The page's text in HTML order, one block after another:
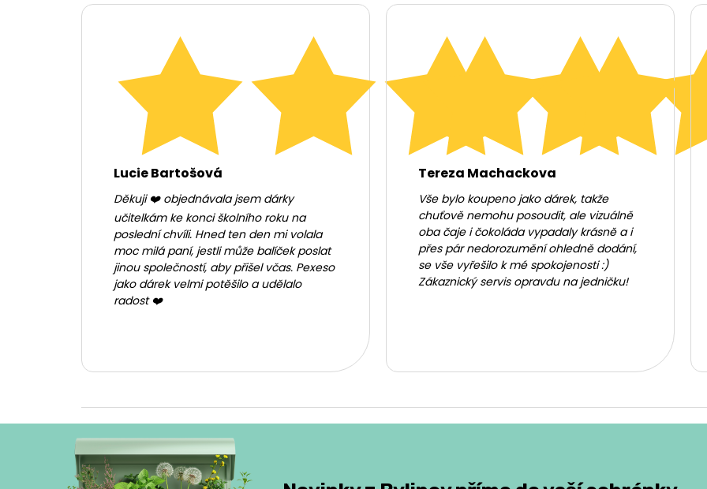
Lucie Bartošová
Děkuji ❤️ objednávala jsem dárky
učitelkám ke konci školního roku na
poslední chvíli. Hned ten den mi volala
moc milá paní, jestli může balíček poslat
jinou společností, aby přišel včas. Pexeso
jako dárek velmi potěšilo a udělalo
radost ❤️
Tereza Machackova
Vše bylo koupeno jako dárek, takže
chuťově nemohu posoudit, ale vizuálně
oba čaje i čokoláda vypadaly krásně a i
přes pár nedorozumění ohledně dodání,
se vše vyřešilo k mé spokojenosti :)
Zákaznický servis opravdu na jedničku!